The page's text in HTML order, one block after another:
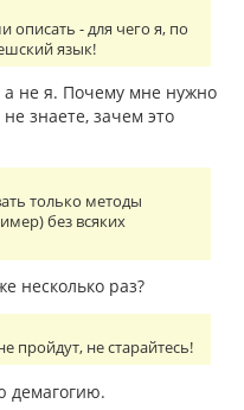
описать - для чего я, по
язык!
не я. Почему мне нужно
знаете, зачем это
только методы
без всяких
несколько раз?
пройдут, не старайтесь!
демагогию.